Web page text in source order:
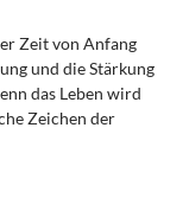
Zeit von Anfang
und die Stärkung
das Leben wird
Zeichen der